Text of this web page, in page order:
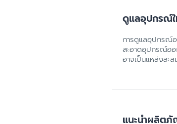
ดูแลอุปกรณ์ใ
การดูแลอุปกรณ์
สะอาดอุปกรณ์ออ
อาจเป็นแหล่งสะ
แนะนำผลิต